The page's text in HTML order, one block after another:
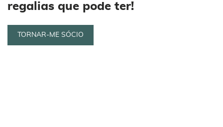
regalias que pode ter!
TORNAR-ME SÓCIO